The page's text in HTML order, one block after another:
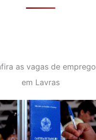
as vagas de emprego
em Lavras